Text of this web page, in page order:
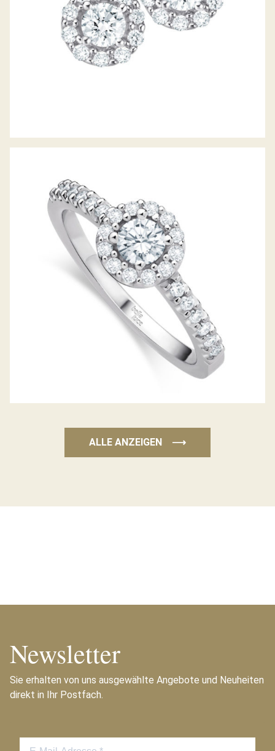
DIAMANTRING PICCOLINA
ALLE ANZEIGEN ⟶
Newsletter
Sie erhalten von uns ausgewählte Angebote und Neuheiten
direkt in Ihr Postfach.